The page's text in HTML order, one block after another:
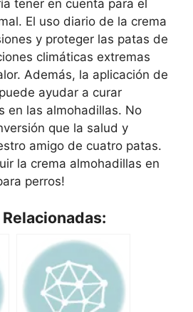
tener en cuenta para el
El uso diario de la crema
y proteger las patas de
climáticas extremas
Además, la aplicación de
ayudar a curar
en las almohadillas. No
que la salud y
amigo de cuatro patas.
la crema almohadillas en
perros!